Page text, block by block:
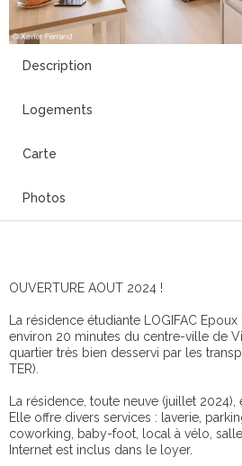
Description
Logements
Carte
Photos
OUVERTURE AOUT 2024 !
La résidence étudiante LOGIFAC
environ 20 minutes du centre-ville de
quartier très bien desservi par les
TER).
La résidence, toute neuve (juillet 2024),
Elle offre divers services : laverie,
coworking, baby-foot, local à vélo,
Internet est inclus dans le loyer.